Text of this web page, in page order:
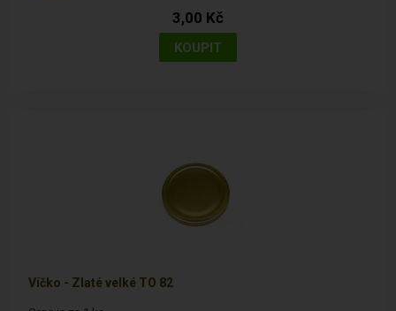
3,00 Kč
Víčko - Zlaté velké TO 82